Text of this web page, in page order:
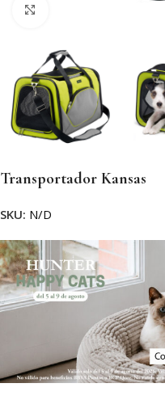
Transportador Kansas
SKU: N/D